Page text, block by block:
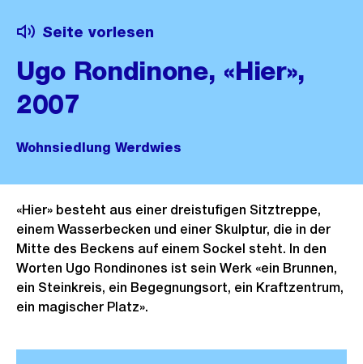
Seite vorlesen
Ugo Rondinone, «Hier»,
2007
Wohnsiedlung Werdwies
«Hier» besteht aus einer dreistufigen Sitztreppe,
einem Wasserbecken und einer Skulptur, die in der
Mitte des Beckens auf einem Sockel steht. In den
Worten Ugo Rondinones ist sein Werk «ein Brunnen,
ein Steinkreis, ein Begegnungsort, ein Kraftzentrum,
ein magischer Platz».